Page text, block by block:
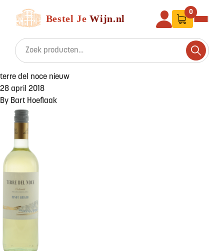
Search for:
Search
0
terre del noce nieuw
28 april 2018
By Bart Hoeflaak